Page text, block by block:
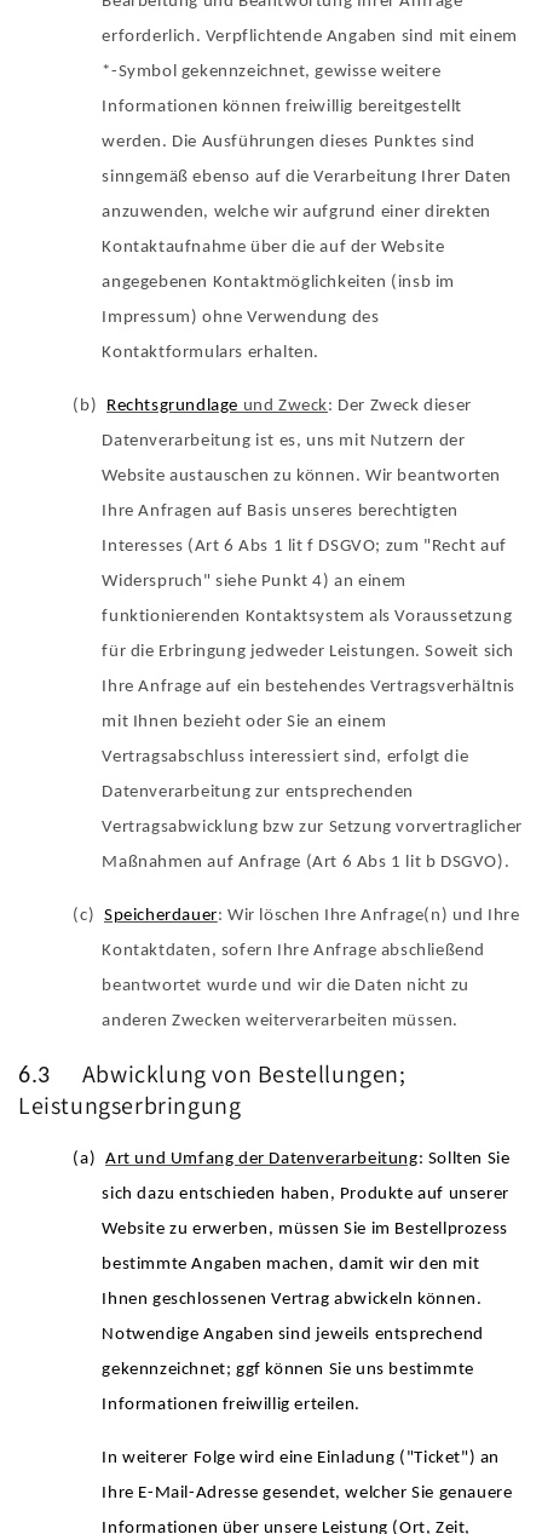
erforderlich. Verpflichtende Angaben sind mit einem
*-Symbol gekennzeichnet, gewisse weitere
Informationen können freiwillig bereitgestellt
werden. Die Ausführungen dieses Punktes sind
sinngemäß ebenso auf die Verarbeitung Ihrer Daten
anzuwenden, welche wir aufgrund einer direkten
Kontaktaufnahme über die auf der Website
angegebenen Kontaktmöglichkeiten (insb im
Impressum) ohne Verwendung des
Kontaktformulars erhalten.
(b) Rechtsgrundlage und Zweck: Der Zweck dieser
Datenverarbeitung ist es, uns mit Nutzern der
Website austauschen zu können. Wir beantworten
Ihre Anfragen auf Basis unseres berechtigten
Interesses (Art 6 Abs 1 lit f DSGVO; zum "Recht auf
Widerspruch" siehe Punkt 4) an einem
funktionierenden Kontaktsystem als Voraussetzung
für die Erbringung jedweder Leistungen. Soweit sich
Ihre Anfrage auf ein bestehendes Vertragsverhältnis
mit Ihnen bezieht oder Sie an einem
Vertragsabschluss interessiert sind, erfolgt die
Datenverarbeitung zur entsprechenden
Vertragsabwicklung bzw zur Setzung vorvertraglicher
Maßnahmen auf Anfrage (Art 6 Abs 1 lit b DSGVO).
(c) Speicherdauer: Wir löschen Ihre Anfrage(n) und Ihre
Kontaktdaten, sofern Ihre Anfrage abschließend
beantwortet wurde und wir die Daten nicht zu
anderen Zwecken weiterverarbeiten müssen.
6.3
Abwicklung von Bestellungen;
Leistungserbringung
(a) Art und Umfang der Datenverarbeitung: Sollten Sie
sich dazu entschieden haben, Produkte auf unserer
Website zu erwerben, müssen Sie im Bestellprozess
bestimmte Angaben machen, damit wir den mit
Ihnen geschlossenen Vertrag abwickeln können.
Notwendige Angaben sind jeweils entsprechend
gekennzeichnet; ggf können Sie uns bestimmte
Informationen freiwillig erteilen.
In weiterer Folge wird eine Einladung ("Ticket") an
Ihre E-Mail-Adresse gesendet, welcher Sie genauere
Informationen über unsere Leistung (Ort, Zeit,